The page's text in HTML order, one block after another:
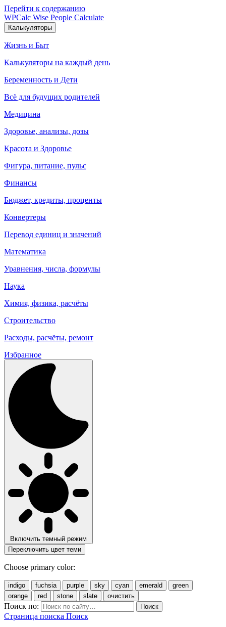
Перейти к содержанию
WPCalc Wise People Calculate
Калькуляторы
Жизнь и Быт
Калькуляторы на каждый день
Беременность и Дети
Всё для будущих родителей
Медицина
Здоровье, анализы, дозы
Красота и Здоровье
Фигура, питание, пульс
Финансы
Бюджет, кредиты, проценты
Конвертеры
Перевод единиц и значений
Математика
Уравнения, числа, формулы
Наука
Химия, физика, расчёты
Строительство
Расходы, расчёты, ремонт
Избранное
Включить темный режим
Переключить цвет теми
Choose primary color:
indigo fuchsia purple sky cyan emerald
green
orange
red stone slate очистить
Поиск по: Поиск
Страница поиска Поиск